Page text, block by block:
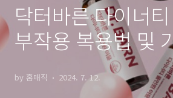
닥터바른 다이너
부작용 복용법 및
by 홈매직 2024. 7. 12.